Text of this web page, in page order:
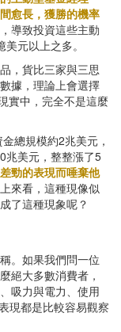
愈長，獲勝的機率
導致投資這些主動
元以上之多。
，貨比三家與三思
據，理論上會選擇
實中，完全不是這麼
總規模約2兆美元，
兆美元，整整漲了5
勁的表現而唾棄他
來看，這種現像似
了這種現象呢？
。如果我們問一位
絕大多數消費者，
吸力與電力、使用
現都是比較容易觀察